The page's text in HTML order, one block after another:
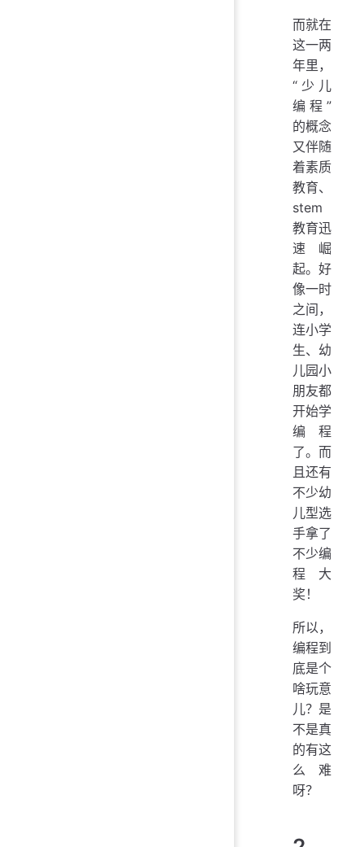
而就在
这一两
年里，
“少儿
编程”
的概念
又伴随
着素质
教育、
stem
教育迅
速崛
起。好
像一时
之间，
连小学
生、幼
儿园小
朋友都
开始学
编程
了。而
且还有
不少幼
儿型选
手拿了
不少编
程大
奖！
所以，
编程到
底是个
啥玩意
儿？是
不是真
的有这
么难
呀？